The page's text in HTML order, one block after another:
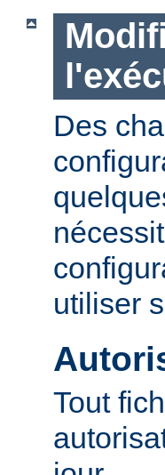
Des
utiliser
Tout